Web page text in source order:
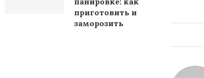
приготовить и
заморозить